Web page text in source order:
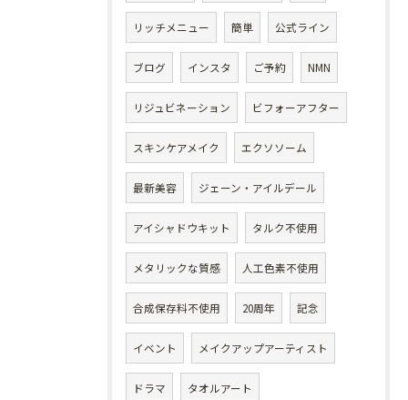
リッチメニュー 簡単 公式ライン
ブログ インスタ ご予約 NMN
リジュビネーション ビフォーアフター
スキンケアメイク エクソソーム
最新美容 ジェーン・アイルデール
アイシャドウキット タルク不使用
メタリックな質感 人工色素不使用
合成保存料不使用 20周年 記念
イベント メイクアップアーティスト
ドラマ タオルアート